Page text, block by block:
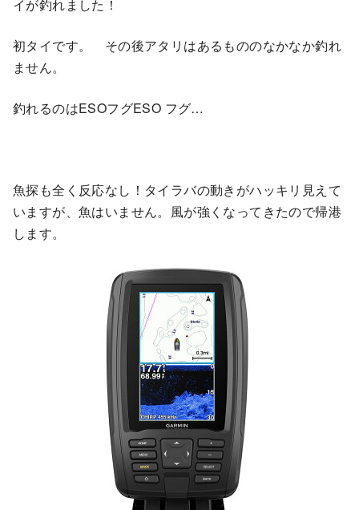
イが釣れました！
初タイです。 その後アタリはあるもののなかなか釣れ
ません。
釣れるのはESOフグESO フグ…
魚探も全く反応なし！タイラバの動きがハッキリ見えて
いますが、魚はいません。風が強くなってきたので帰港
します。